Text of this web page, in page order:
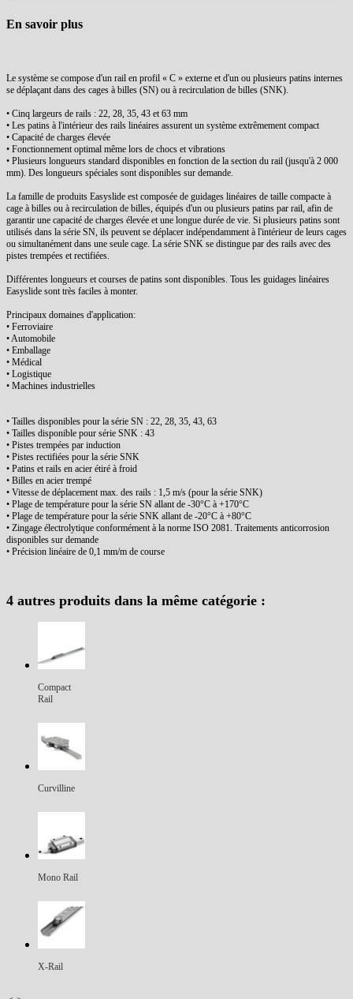
En savoir plus
Le système se compose d'un rail en profil « C » externe et d'un ou plusieurs patins internes
se déplaçant dans des cages à billes (SN) ou à recirculation de billes (SNK).
• Cinq largeurs de rails : 22, 28, 35, 43 et 63 mm
• Les patins à l'intérieur des rails linéaires assurent un système extrêmement compact
• Capacité de charges élevée
• Fonctionnement optimal même lors de chocs et vibrations
• Plusieurs longueurs standard disponibles en fonction de la section du rail (jusqu'à 2 000
mm). Des longueurs spéciales sont disponibles sur demande.
La famille de produits Easyslide est composée de guidages linéaires de taille compacte à
cage à billes ou à recirculation de billes, équipés d'un ou plusieurs patins par rail, afin de
garantir une capacité de charges élevée et une longue durée de vie. Si plusieurs patins sont
utilisés dans la série SN, ils peuvent se déplacer indépendamment à l'intérieur de leurs cages
ou simultanément dans une seule cage. La série SNK se distingue par des rails avec des
pistes trempées et rectifiées.
Différentes longueurs et courses de patins sont disponibles. Tous les guidages linéaires
Easyslide sont très faciles à monter.
Principaux domaines d'application:
• Ferroviaire
• Automobile
• Emballage
• Médical
• Logistique
• Machines industrielles
• Tailles disponibles pour la série SN : 22, 28, 35, 43, 63
• Tailles disponible pour série SNK : 43
• Pistes trempées par induction
• Pistes rectifiées pour la série SNK
• Patins et rails en acier étiré à froid
• Billes en acier trempé
• Vitesse de déplacement max. des rails : 1,5 m/s (pour la série SNK)
• Plage de température pour la série SN allant de -30°C à +170°C
• Plage de température pour la série SNK allant de -20°C à +80°C
• Zingage électrolytique conformément à la norme ISO 2081. Traitements anticorrosion
disponibles sur demande
• Précision linéaire de 0,1 mm/m de course
4 autres produits dans la même catégorie :
Compact
Rail
Curvilline
Mono Rail
X-Rail